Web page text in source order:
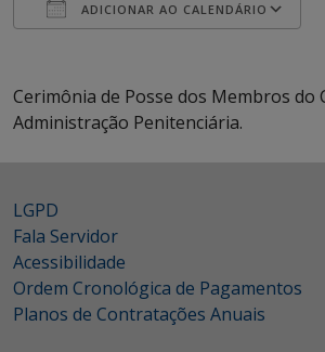
ADICIONAR AO CALENDÁRIO
Cerimônia de Posse dos Membros do
Administração Penitenciária.
LGPD
Fala Servidor
Acessibilidade
Ordem Cronológica de Pagamentos
Planos de Contratações Anuais